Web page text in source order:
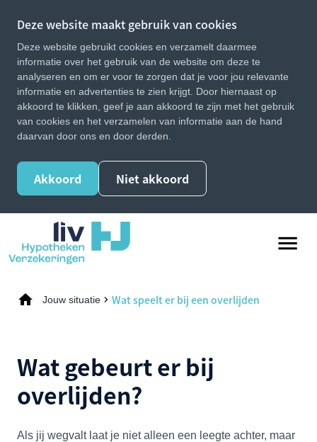
Deze website maakt gebruik van cookies
Deze website gebruikt cookies en verzamelt daarmee
informatie over het gebruik van de website om deze te
analyseren en om er voor te zorgen dat je voor jou relevante
informatie en advertenties te zien krijgt. Door hiernaast op
akkoord te klikken, geef je aan akkoord te zijn met het gebruik
van cookies en het verzamelen van informatie aan de hand
daarvan door ons en door derden.
Akkoord Niet akkoord
Jouw situatie Wat speelt er bij een overlijden
Wat gebeurt er bij
overlijden?
Als jij wegvalt laat je niet alleen een leegte achter, maar